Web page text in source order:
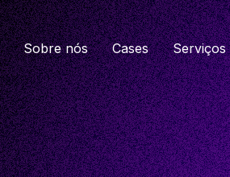
Sobre nós Cases Serviços